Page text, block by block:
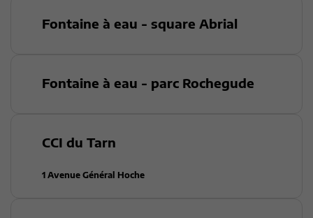
Fontaine à eau - square Abrial
Fontaine à eau - parc Rochegude
CCI du Tarn
1 Avenue Général Hoche